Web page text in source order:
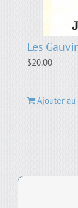
Les
$20.00
Ajouter au